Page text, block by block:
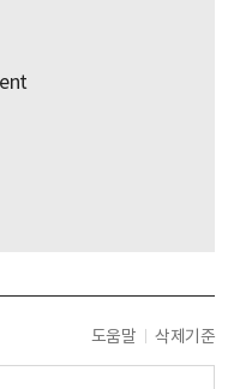
도움말 삭제기준